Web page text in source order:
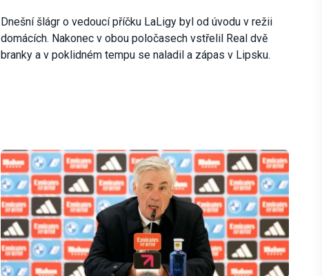
Dnešní šlágr o vedoucí příčku LaLigy byl od úvodu v režii
domácích. Nakonec v obou poločasech vstřelil Real dvě
branky a v poklidném tempu se naladil a zápas v Lipsku.